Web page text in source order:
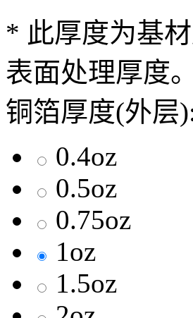
* 此厚度为基
表面处理厚度
铜箔厚度(外层
0.4oz
0.5oz
0.75oz
1oz
1.5oz